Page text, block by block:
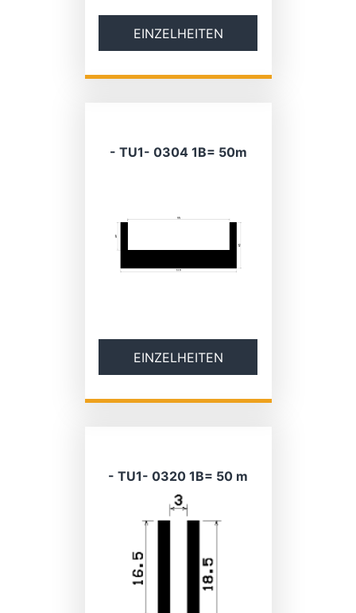
EINZELHEITEN
- TU1- 0304 1B= 50m
EINZELHEITEN
- TU1- 0320 1B= 50 m